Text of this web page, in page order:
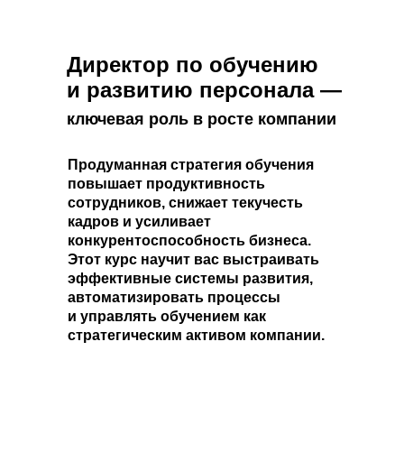
ключевая роль в росте компании
Продуманная стратегия обучения
повышает продуктивность
сотрудников, снижает текучесть
кадров и усиливает
конкурентоспособность бизнеса.
Этот курс научит вас выстраивать
эффективные системы развития,
автоматизировать процессы
и управлять обучением как
стратегическим активом компании.
Директор по обучению
и развитию персонала —